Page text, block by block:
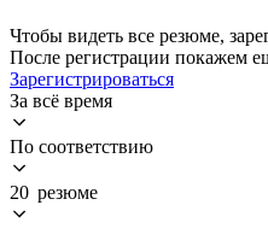
Чтобы видеть все резюме,
После регистрации покажем
Зарегистрироваться
За всё время
По соответствию
20 резюме